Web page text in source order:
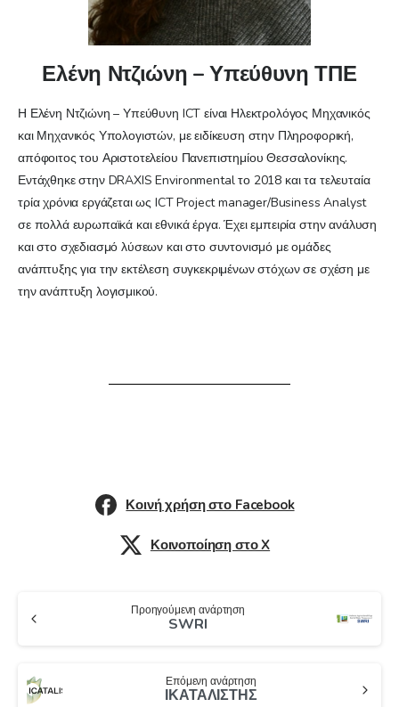
Ελένη Ντζιώνη – Υπεύθυνη ΤΠΕ
Η Ελένη Ντζιώνη – Υπεύθυνη ICT είναι Ηλεκτρολόγος Μηχανικός
και Μηχανικός Υπολογιστών, με ειδίκευση στην Πληροφορική,
απόφοιτος του Αριστοτελείου Πανεπιστημίου Θεσσαλονίκης.
Εντάχθηκε στην DRAXIS Environmental το 2018 και τα τελευταία
τρία χρόνια εργάζεται ως ICT Project manager/Business Analyst
σε πολλά ευρωπαϊκά και εθνικά έργα. Έχει εμπειρία στην ανάλυση
και στο σχεδιασμό λύσεων και στο συντονισμό με ομάδες
ανάπτυξης για την εκτέλεση συγκεκριμένων στόχων σε σχέση με
την ανάπτυξη λογισμικού.
Κοινή χρήση στο Facebook
Κοινοποίηση στο X
Προηγούμενη ανάρτηση
SWRI
Επόμενη ανάρτηση
ΙΚΑΤΑΛΙΣΤΗΣ